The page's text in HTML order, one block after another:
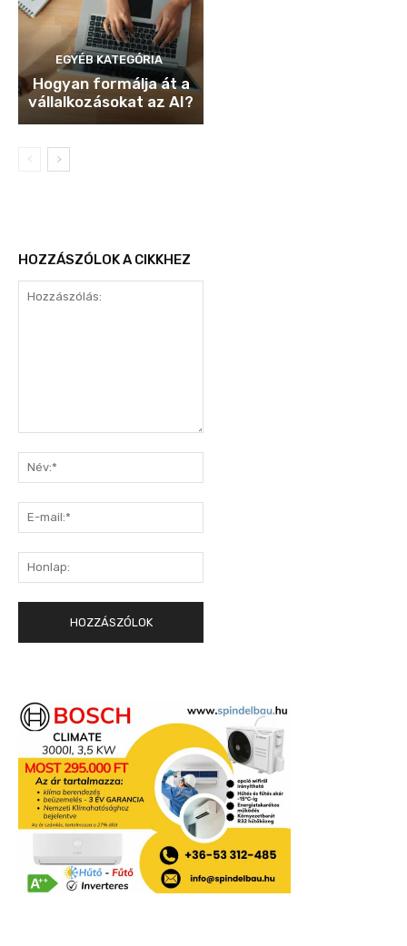
EGYÉB KATEGÓRIA
Hogyan formálja át a
vállalkozásokat az AI?
HOZZÁSZÓLOK A CIKKHEZ
mail:*